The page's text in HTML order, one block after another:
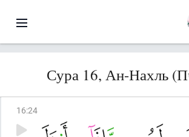
Сура 16, Ан-Нахль
16:24